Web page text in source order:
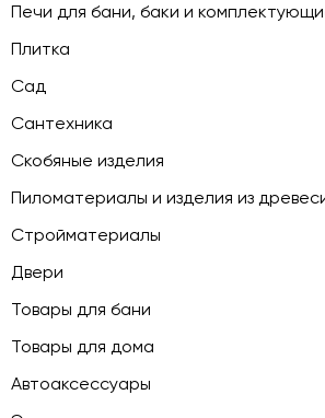
Печи для бани, баки и
Плитка
Сад
Сантехника
Скобяные изделия
Пиломатериалы и изделия из
Стройматериалы
Двери
Товары для бани
Товары для дома
Автоаксессуары